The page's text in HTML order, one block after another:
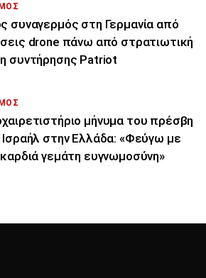
συναγερμός στη Γερμανία από
drone πάνω από στρατιωτική
συντήρησης Patriot
μήνυμα του πρέσβη
Ισραήλ στην Ελλάδα: «Φεύγω με
γεμάτη ευγνωμοσύνη»